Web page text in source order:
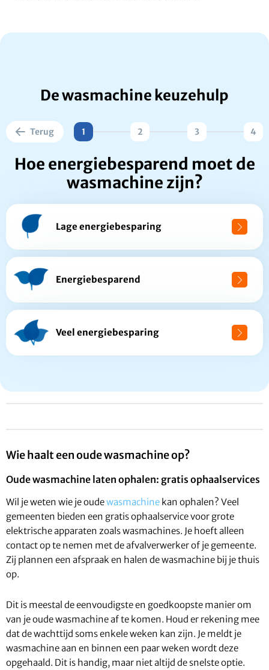
De wasmachine keuzehulp
Terug 1 2 3 4
Hoe energiebesparend moet de
wasmachine zijn?
Lage energiebesparing
Energiebesparend
Veel energiebesparing
Wie haalt een oude wasmachine op?
Oude wasmachine laten ophalen: gratis ophaalservices
Wil je weten wie je oudewasmachine kan ophalen? Veel
gemeenten bieden een gratis ophaalservice voor grote
elektrische apparaten zoals wasmachines. Je hoeft alleen
contact op te nemen met de afvalverwerker of je gemeente.
Zij plannen een afspraak en halen de wasmachine bij je thuis
op.
Dit is meestal de eenvoudigste en goedkoopste manier om
van je oude wasmachine af te komen. Houd er rekening mee
dat de wachttijd soms enkele weken kan zijn. Je meldt je
wasmachine aan en binnen een paar weken wordt deze
opgehaald. Dit is handig, maar niet altijd de snelste optie.